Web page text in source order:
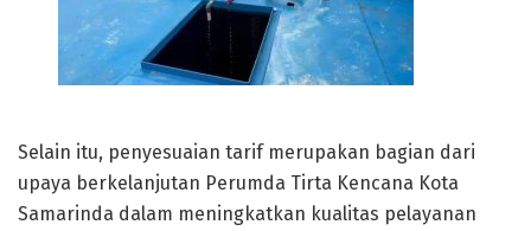
Selain itu, penyesuaian tarif merupakan bagian dari
upaya berkelanjutan Perumda Tirta Kencana Kota
Samarinda dalam meningkatkan kualitas pelayanan